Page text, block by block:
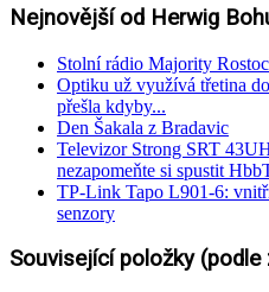
Nejnovější od Herwig
Stolní rádio Majority
Optiku už využívá třetina
přešla kdyby...
Den Šakala z Bradavic
Televizor Strong SRT
nezapomeňte si spustit
TP-Link Tapo L901-6:
senzory
Související položky (podle